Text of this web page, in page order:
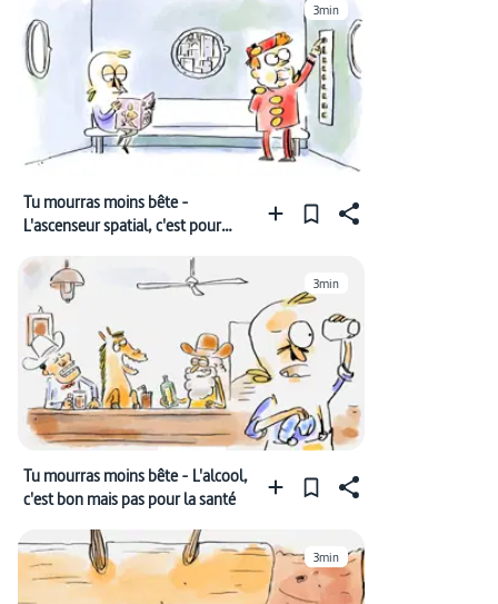
3min
Tu mourras moins bête -
L'ascenseur spatial, c'est pour
3min
Tu mourras moins bête - L'alcool,
c'est bon mais pas pour la santé
3min